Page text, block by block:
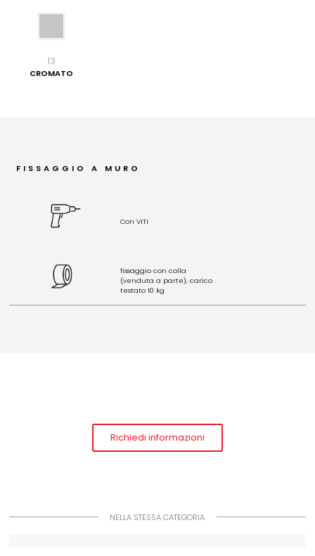
13
CROMATO
FISSAGGIO A MURO
Con VITI
fissaggio con colla
(venduta a parte), carico
testato 10 kg
Richiedi informazioni
NELLA STESSA CATEGORIA